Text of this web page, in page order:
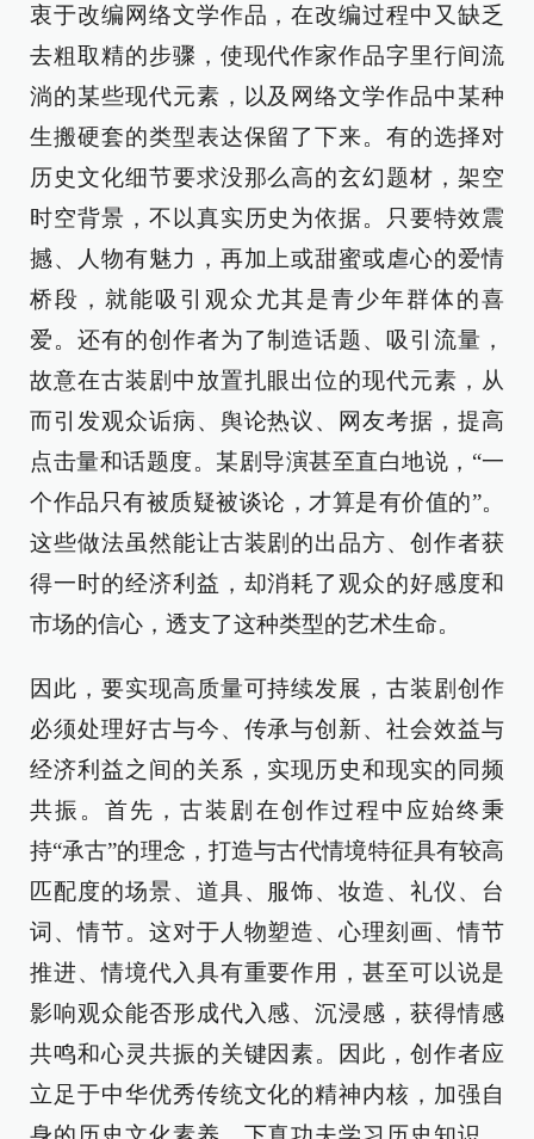
衷于改编网络文学作品，在改编过程中又缺乏
去粗取精的步骤，使现代作家作品字里行间流
淌的某些现代元素，以及网络文学作品中某种
生搬硬套的类型表达保留了下来。有的选择对
历史文化细节要求没那么高的玄幻题材，架空
时空背景，不以真实历史为依据。只要特效震
撼、人物有魅力，再加上或甜蜜或虐心的爱情
桥段，就能吸引观众尤其是青少年群体的喜
爱。还有的创作者为了制造话题、吸引流量，
故意在古装剧中放置扎眼出位的现代元素，从
而引发观众诟病、舆论热议、网友考据，提高
点击量和话题度。某剧导演甚至直白地说，“一
个作品只有被质疑被谈论，才算是有价值的”。
这些做法虽然能让古装剧的出品方、创作者获
得一时的经济利益，却消耗了观众的好感度和
市场的信心，透支了这种类型的艺术生命。
因此，要实现高质量可持续发展，古装剧创作
必须处理好古与今、传承与创新、社会效益与
经济利益之间的关系，实现历史和现实的同频
共振。首先，古装剧在创作过程中应始终秉
持“承古”的理念，打造与古代情境特征具有较高
匹配度的场景、道具、服饰、妆造、礼仪、台
词、情节。这对于人物塑造、心理刻画、情节
推进、情境代入具有重要作用，甚至可以说是
影响观众能否形成代入感、沉浸感，获得情感
共鸣和心灵共振的关键因素。因此，创作者应
立足于中华优秀传统文化的精神内核，加强自